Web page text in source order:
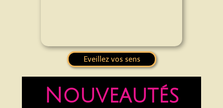
Eveillez vos sens
Nouveautés